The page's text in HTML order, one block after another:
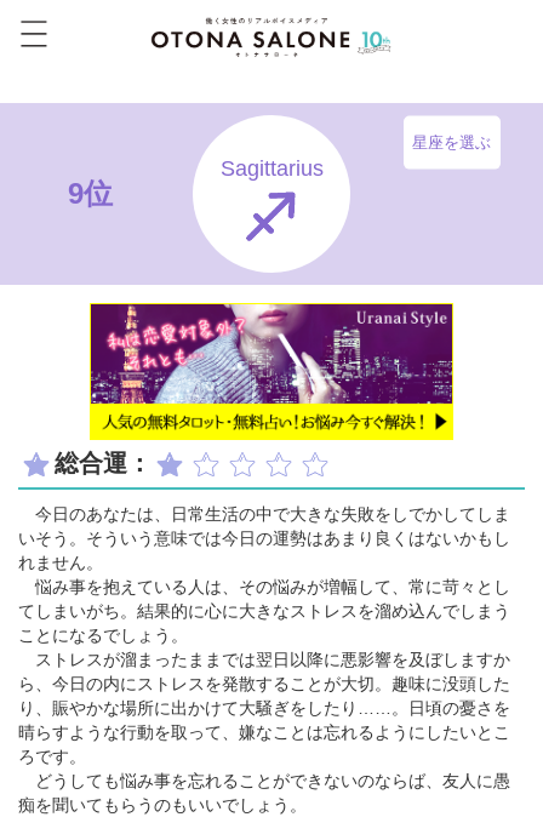
9位
Sagittarius
星座を選ぶ
総合運：
今日のあなたは、日常生活の中で大きな失敗をしでかしてしま
いそう。そういう意味では今日の運勢はあまり良くはないかもし
れません。
悩み事を抱えている人は、その悩みが増幅して、常に苛々とし
てしまいがち。結果的に心に大きなストレスを溜め込んでしまう
ことになるでしょう。
ストレスが溜まったままでは翌日以降に悪影響を及ぼしますか
ら、今日の内にストレスを発散することが大切。趣味に没頭した
り、賑やかな場所に出かけて大騒ぎをしたり……。日頃の憂さを
晴らすような行動を取って、嫌なことは忘れるようにしたいとこ
ろです。
どうしても悩み事を忘れることができないのならば、友人に愚
痴を聞いてもらうのもいいでしょう。